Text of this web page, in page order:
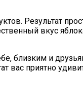
Результат
вкус
близким и
вас приятно